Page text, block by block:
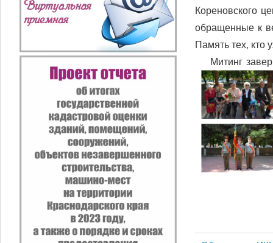
Кореновского
обращенные к
Память тех, кто
Митинг